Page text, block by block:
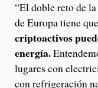
“El doble reto de
de Europa tiene
criptoactivos
energía.
lugares con
con refrigeración